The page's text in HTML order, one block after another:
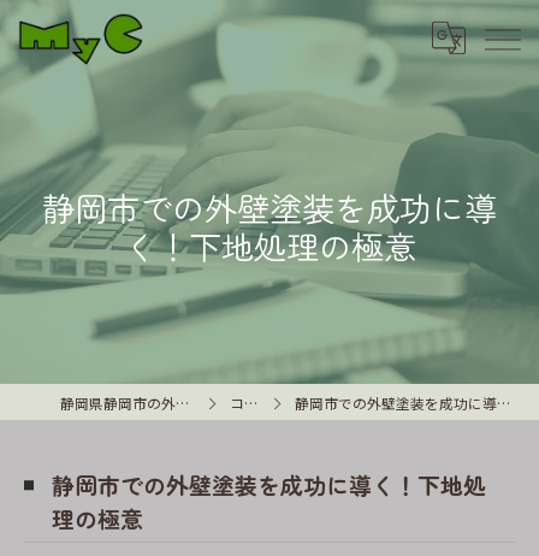
静岡市での外壁塗装を成功に導
く！下地処理の極意
静岡県静岡市の外壁塗装はMyC コラム 静岡市での外壁塗装を成功に導く！下地処理の極意
静岡市での外壁塗装を成功に導く！下地処
理の極意